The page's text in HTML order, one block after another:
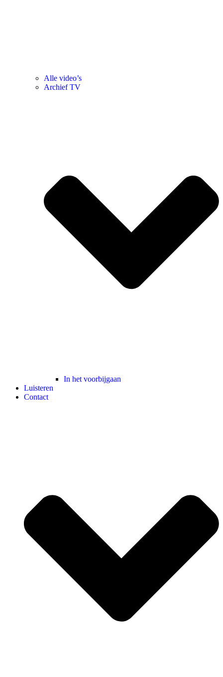
Alle video’s
Archief TV
In het voorbijgaan
Luisteren
Contact